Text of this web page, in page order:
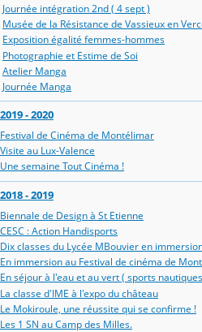
Journée intégration 2nd ( 4 sept )
Musée de la Résistance de Vassieux en
Exposition égalité femmes-hommes
Photographie et Estime de Soi
Atelier Manga
Journée Manga
2019 - 2020
Festival de Cinéma de Montélimar
Visite au Lux-Valence
Une semaine Tout Cinéma !
2018 - 2019
Biennale de Design à St Etienne
CESC : Action Handisports
Dix classes du Lycée MBouvier en
En immersion au Festival de cinéma de
En séjour à l'eau et au vert ( sports
La classe d'IME à l'expo du château
Le Mokiroule, une réussite qui se confirme !
Les 1 SN au Camp des Milles.